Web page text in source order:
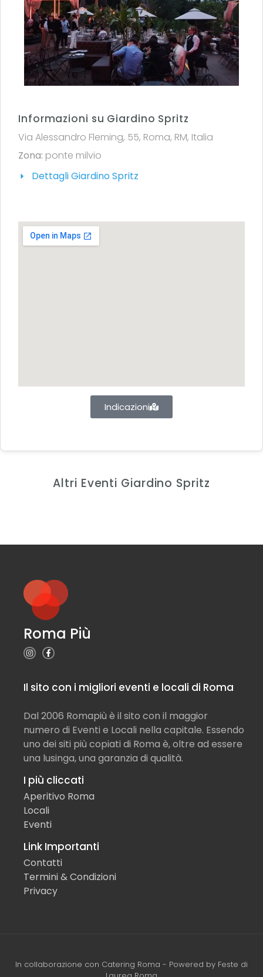
Informazioni su Giardino Spritz
Via Alessandro Fleming, 55, Roma, RM, Italia
Zona: ponte milvio
Dettagli Giardino Spritz
Indicazioni
Altri Eventi Giardino Spritz
Roma Più
Il sito con i migliori eventi e locali di Roma
Dal 2006 Romapiù è il sito con il maggior
numero di Eventi e Locali nella capitale. Essendo
uno dei siti più copiati di Roma è, oltre ad essere
una lusinga, una garanzia di qualità.
I più cliccati
Aperitivo Roma
Locali
Eventi
Link Importanti
Contatti
Termini & Condizioni
Privacy
In collaborazione con Catering Roma - Powered by Feste di